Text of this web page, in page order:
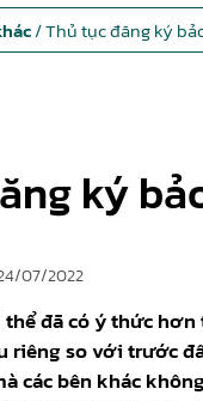
/ Thủ tục đăng ký
ký
07/2022
thể đã có ý thức
riêng so với trước
các bên khác